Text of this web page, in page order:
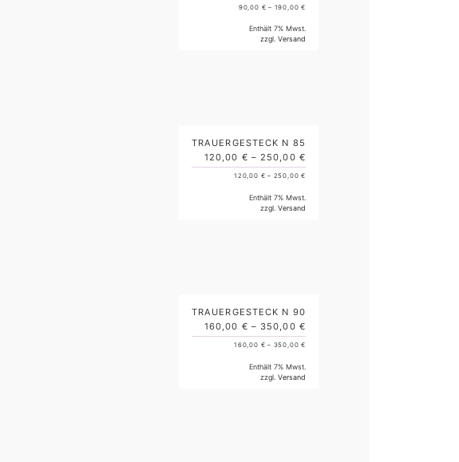
90,00 € – 190,00€
Enthält 7% Mwst.
zzgl. Versand
TRAUERGESTECK N 85
120,00 € –250,00 €
120,00 € – 250,00€
Enthält 7% Mwst.
zzgl. Versand
TRAUERGESTECK N 90
160,00 € – 350,00 €
160,00 € – 350,00€
Enthält 7% Mwst.
zzgl. Versand